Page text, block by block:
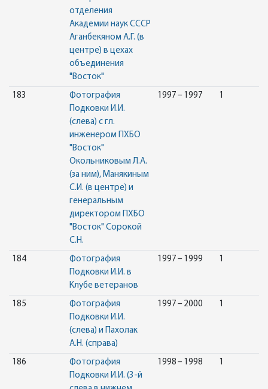
отделения
Академии наук СССР
Аганбекяном А.Г. (в
центре) в цехах
объединения
"Восток"
183
Фотография
Подковки И.И.
(слева) с гл.
инженером ПХБО
"Восток"
Окольниковым Л.А.
(за ним), Манякиным
С.И. (в центре) и
генеральным
директором ПХБО
"Восток" Сорокой
С.Н.
1997 – 1997 1
184
Фотография
Подковки И.И. в
Клубе ветеранов
1997 – 1999 1
185
Фотография
Подковки И.И.
(слева) и Пахолак
А.Н. (справа)
1997 – 2000 1
186
Фотография
Подковки И.И. (3-й
1998 – 1998 1